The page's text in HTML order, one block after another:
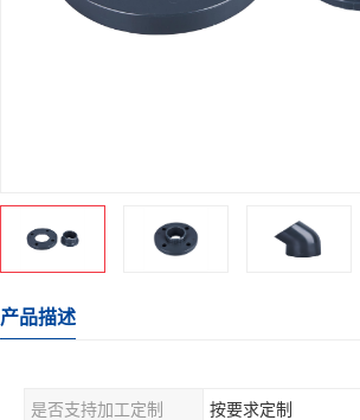
产品描述
是否支持加工定制 按要求定制